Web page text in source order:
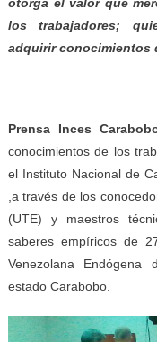
los trabajadores;
adquirir conocimientos
Prensa Inces
conocimientos de los
el Instituto Nacional de
,a través de los
(UTE) y maestros
saberes empíricos de
Venezolana Endógena
estado Carabobo.